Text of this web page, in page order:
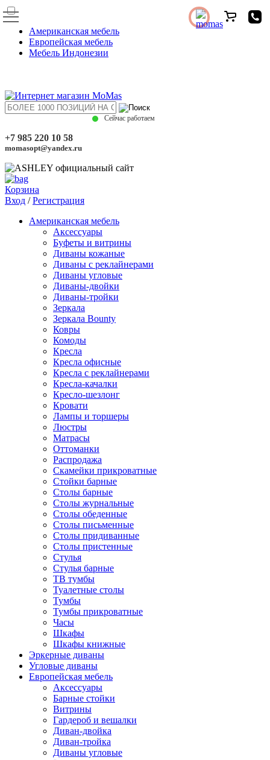
Американская мебель
Европейская мебель
Мебель Индонезии
Сейчас работаем
+7 985 220 10 58
momasopt@yandex.ru
Корзина
Вход /Регистрация
Американская мебель
Аксессуары
Буфеты и витрины
Диваны кожаные
Диваны с реклайнерами
Диваны угловые
Диваны-двойки
Диваны-тройки
Зеркала
Зеркала Bounty
Ковры
Комоды
Кресла
Кресла офисные
Кресла с реклайнерами
Кресла-качалки
Кресло-шезлонг
Кровати
Лампы и торшеры
Люстры
Матрасы
Оттоманки
Распродажа
Скамейки прикроватные
Стойки барные
Столы барные
Столы журнальные
Столы обеденные
Столы письменные
Столы придиванные
Столы пристенные
Стулья
Стулья барные
ТВ тумбы
Туалетные столы
Тумбы
Тумбы прикроватные
Часы
Шкафы
Шкафы книжные
Эркерные диваны
Угловые диваны
Европейская мебель
Аксессуары
Барные стойки
Витрины
Гардероб и вешалки
Диван-двойка
Диван-тройка
Диваны угловые